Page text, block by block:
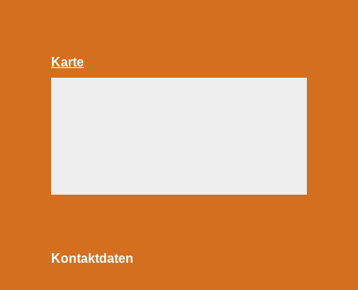
Karte
Kontaktdaten